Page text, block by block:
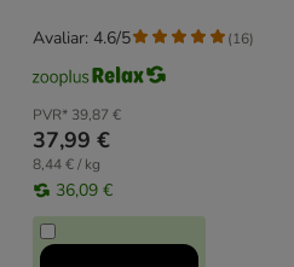
PVR* 39,87 €
37,99 €
8,44 € / kg
36,09 €
Avaliar: 4.6/5 (16)